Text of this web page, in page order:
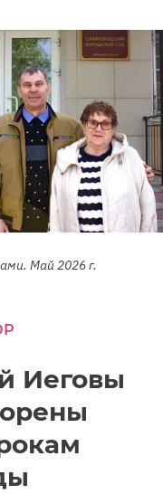
Май 2026 г.
Иеговы